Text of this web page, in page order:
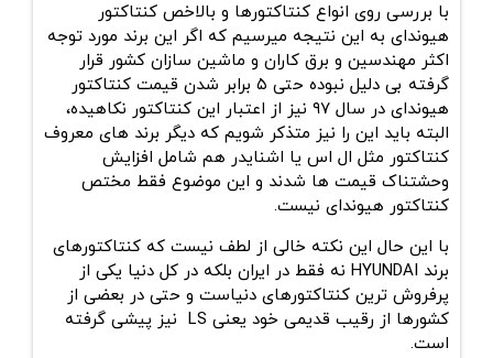
با بررسی روی انواع کنتاکتورها و بالاخص کنتاکتور
هیوندای به این نتیجه میرسیم که اگر این برند مورد توجه
اکثر مهندسین و برق کاران و ماشین سازان کشور قرار
گرفته بی دلیل نبوده حتی ۵ برابر شدن قیمت کنتاکتور
هیوندای در سال ۹۷ نیز از اعتبار این کنتاکتور نکاهیده،
البته باید این را نیز متذکر شویم که دیگر برند های معروف
کنتاکتور مثل ال اس یا اشنایدر هم شامل افزایش
وحشتناک قیمت ها شدند و این موضوع فقط مختص
کنتاکتور هیوندای نیست.
با این حال این نکته خالی از لطف نیست که کنتاکتورهای
برند HYUNDAI نه فقط در ایران بلکه در کل دنیا یکی از
پرفروش ترین کنتاکتورهای دنیاست و حتی در بعضی از
کشورها از رقیب قدیمی خود یعنی LS نیز پیشی گرفته
است.